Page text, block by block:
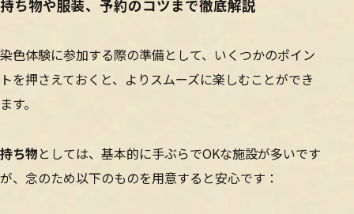
持ち物や服装、予約のコツまで徹底解説
染色体験に参加する際の準備として、いくつかのポイン
トを押さえておくと、よりスムーズに楽しむことができ
ます。
持ち物としては、基本的に手ぶらでOKな施設が多いです
が、念のため以下のものを用意すると安心です：